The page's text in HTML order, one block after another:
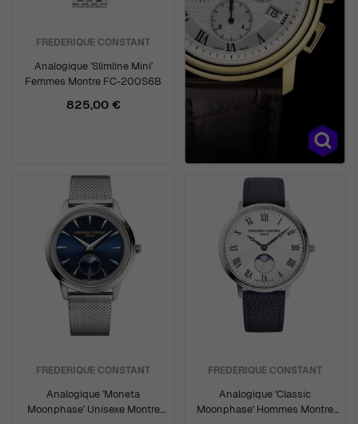
FREDERIQUE CONSTANT
Analogique 'Slimline Mini'
Femmes Montre FC-200S6B
825,00 €
FREDERIQUE CONSTANT
Analogique 'Moneta
Moonphase' Unisexe Montre
FREDERIQUE CONSTANT
Analogique 'Classic
Moonphase' Hommes Montre